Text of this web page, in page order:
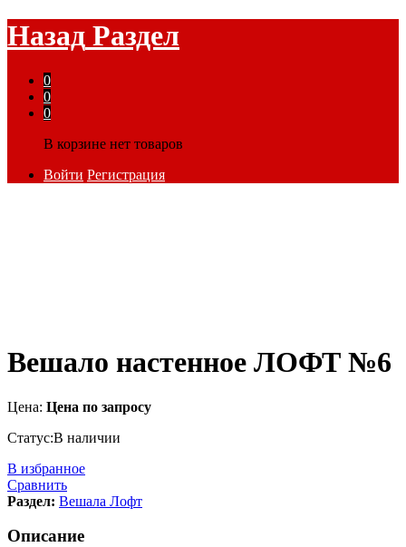
Назад Раздел
0
0
0
В корзине нет товаров
Войти Регистрация
Вешало настенное ЛОФТ №6
Цена: Цена по запросу
Статус:В наличии
В избранное
Сравнить
Раздел: Вешала Лофт
Описание